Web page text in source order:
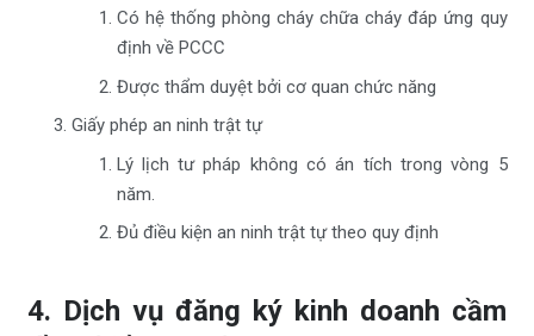
Có hệ thống phòng cháy chữa cháy đáp ứng quy
định về PCCC
Được thẩm duyệt bởi cơ quan chức năng
Giấy phép an ninh trật tự
Lý lịch tư pháp không có án tích trong vòng 5
năm.
Đủ điều kiện an ninh trật tự theo quy định
4. Dịch vụ đăng ký kinh doanh cầm